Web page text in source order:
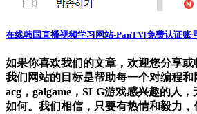
在线韩国直播视频学习网站-PanTV[免费认证账
如果你喜欢我们的文章，欢迎您分享或
我们网站的目标是帮助每一个对编程
acg，galgame，SLG游戏感兴趣的人
如何。我们相信，只要有热情和毅力